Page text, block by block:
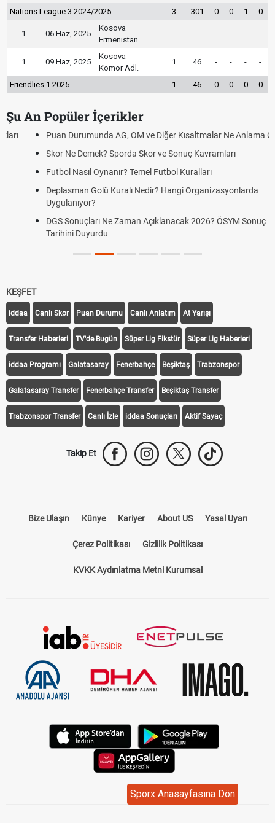
Nations League 3 2024/2025 3 301 0 0 1 0
1 06 Haz, 2025
Kosova
Ermenistan
- - - - - -
1 09 Haz, 2025
Kosova
Komor Adl.
1 46 - - - -
Friendlies 1 2025 1 46 0 0 0 0
Sporx Anasayfasına Dön
Şu An Popüler İçerikler
Puan Durumunda AG, OM ve Diğer Kısaltmalar Ne Anlama Gelir?
Skor Ne Demek? Sporda Skor ve Sonuç Kavramları
Futbol Nasıl Oynanır? Temel Futbol Kuralları
Deplasman Golü Kuralı Nedir? Hangi Organizasyonlarda
Uygulanıyor?
DGS Sonuçları Ne Zaman Açıklanacak 2026? ÖSYM Sonuç
Tarihini Duyurdu
KEŞFET
iddaa Canlı Skor Puan Durumu Canlı Anlatım At Yarışı
Transfer Haberleri TV'de Bugün Süper Lig Fikstür Süper Lig Haberleri
iddaa Programı Galatasaray Fenerbahçe Beşiktaş Trabzonspor
Galatasaray Transfer Fenerbahçe Transfer Beşiktaş Transfer
Trabzonspor Transfer Canlı İzle iddaa Sonuçları Aktif Sayaç
Takip Et
Bize Ulaşın Künye Kariyer About US Yasal Uyarı
Çerez Politikası Gizlilik Politikası
KVKK Aydınlatma Metni Kurumsal